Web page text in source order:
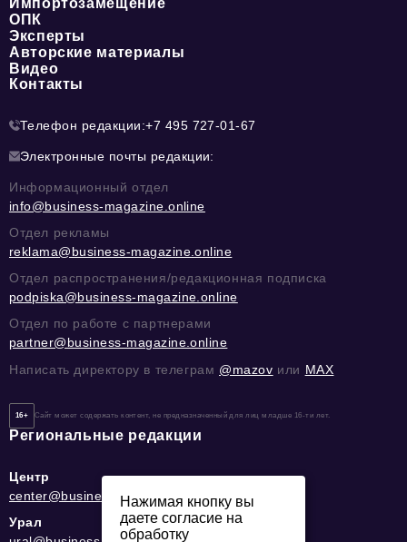
Импортозамещение
ОПК
Эксперты
Авторские материалы
Видео
Контакты
Телефон редакции:+7 495 727-01-67
Электронные почты редакции:
Информационный отдел
info@business-magazine.online
Отдел рекламы
reklama@business-magazine.online
Отдел распространения/редакционная подписка
podpiska@business-magazine.online
Отдел по работе с партнерами
partner@business-magazine.online
Написать директору в телеграм @mazov или MAX
16+ Сайт может содержать контент, не предназначенный для лиц младше 16-ти лет.
Региональные редакции
Центр
center@business-magazine.online
Урал
Нажимая кнопку вы
даете согласие на
обработку